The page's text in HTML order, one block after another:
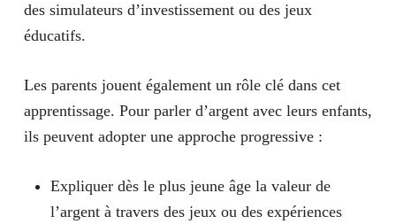
des simulateurs d’investissement ou des jeux
éducatifs.
Les parents jouent également un rôle clé dans cet
apprentissage. Pour parler d’argent avec leurs enfants,
ils peuvent adopter une approche progressive :
Expliquer dès le plus jeune âge la valeur de
l’argent à travers des jeux ou des expériences